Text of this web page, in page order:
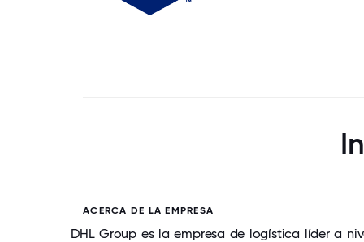
ACERCA DE LA EMPRESA
DHL Group es la empresa de logística líder a